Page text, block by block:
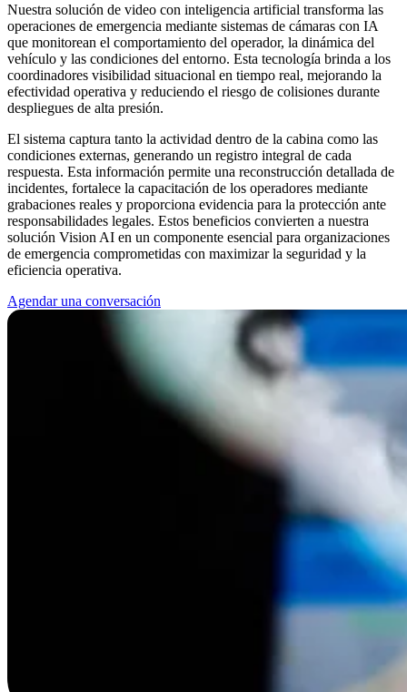
Nuestra solución de video con inteligencia artificial transforma las
operaciones de emergencia mediante sistemas de cámaras con IA
que monitorean el comportamiento del operador, la dinámica del
vehículo y las condiciones del entorno. Esta tecnología brinda a los
coordinadores visibilidad situacional en tiempo real, mejorando la
efectividad operativa y reduciendo el riesgo de colisiones durante
despliegues de alta presión.
El sistema captura tanto la actividad dentro de la cabina como las
condiciones externas, generando un registro integral de cada
respuesta. Esta información permite una reconstrucción detallada de
incidentes, fortalece la capacitación de los operadores mediante
grabaciones reales y proporciona evidencia para la protección ante
responsabilidades legales. Estos beneficios convierten a nuestra
solución Vision AI en un componente esencial para organizaciones
de emergencia comprometidas con maximizar la seguridad y la
eficiencia operativa.
Agendar una conversación